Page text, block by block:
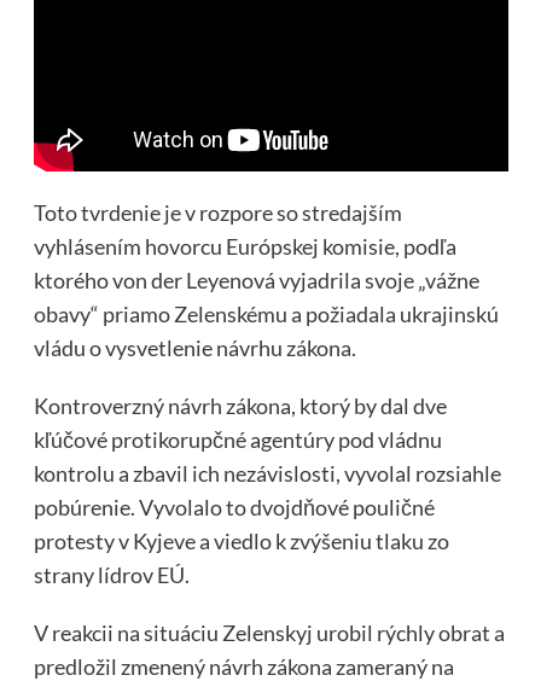
Toto tvrdenie je v rozpore so stredajším
vyhlásením hovorcu Európskej komisie, podľa
ktorého von der Leyenová vyjadrila svoje „vážne
obavy“ priamo Zelenskému a požiadala ukrajinskú
vládu o vysvetlenie návrhu zákona.
Kontroverzný návrh zákona, ktorý by dal dve
kľúčové protikorupčné agentúry pod vládnu
kontrolu a zbavil ich nezávislosti, vyvolal rozsiahle
pobúrenie. Vyvolalo to dvojdňové pouličné
protesty v Kyjeve a viedlo k zvýšeniu tlaku zo
strany lídrov EÚ.
V reakcii na situáciu Zelenskyj urobil rýchly obrat a
predložil zmenený návrh zákona zameraný na